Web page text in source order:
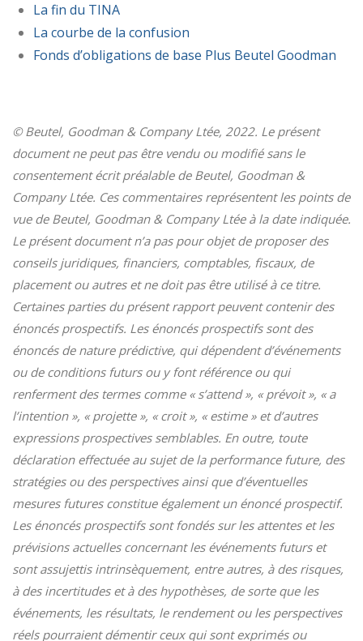
La fin du TINA
La courbe de la confusion
Fonds d’obligations de base Plus Beutel Goodman
© Beutel, Goodman & Company Ltée, 2022. Le présent
document ne peut pas être vendu ou modifié sans le
consentement écrit préalable de Beutel, Goodman &
Company Ltée. Ces commentaires représentent les points de
vue de Beutel, Goodman & Company Ltée à la date indiquée.
Le présent document n’a pas pour objet de proposer des
conseils juridiques, financiers, comptables, fiscaux, de
placement ou autres et ne doit pas être utilisé à ce titre.
Certaines parties du présent rapport peuvent contenir des
énoncés prospectifs. Les énoncés prospectifs sont des
énoncés de nature prédictive, qui dépendent d’événements
ou de conditions futurs ou y font référence ou qui
renferment des termes comme « s’attend », « prévoit », « a
l’intention », « projette », « croit », « estime » et d’autres
expressions prospectives semblables. En outre, toute
déclaration effectuée au sujet de la performance future, des
stratégies ou des perspectives ainsi que d’éventuelles
mesures futures constitue également un énoncé prospectif.
Les énoncés prospectifs sont fondés sur les attentes et les
prévisions actuelles concernant les événements futurs et
sont assujettis intrinsèquement, entre autres, à des risques,
à des incertitudes et à des hypothèses, de sorte que les
événements, les résultats, le rendement ou les perspectives
réels pourraient démentir ceux qui sont exprimés ou